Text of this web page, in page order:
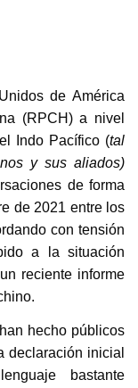
de América
(RPCH) a nivel
Indo Pacífico (tal
y sus aliados)
de forma
de 2021 entre los
con tensión
a la situación
reciente informe
hecho públicos
declaración inicial
bastante